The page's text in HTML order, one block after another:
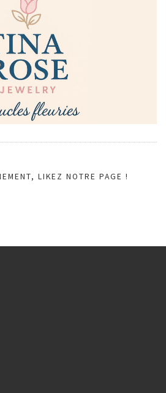
LIKEZ NOTRE PAGE !